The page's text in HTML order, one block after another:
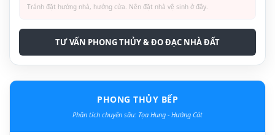
Tránh đặt hướng nhà, hướng cửa. Nên đặt nhà vệ sinh ở đây.
TƯ VẤN PHONG THỦY & ĐO ĐẠC NHÀ ĐẤT
PHONG THỦY BẾP
Phân tích chuyên sâu: Tọa Hung - Hướng Cát